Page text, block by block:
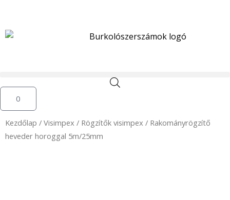
content
0
Kosár
Kezdőlap / Visimpex / Rögzítők visimpex / Rakományrögzítő
heveder horoggal 5m/25mm